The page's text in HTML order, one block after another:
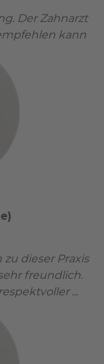
Der Zahnarzt
kann
dieser Praxis
freundlich.
...